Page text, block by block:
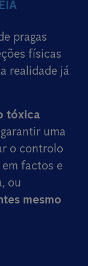
pragas
físicas
realidade já
tóxica
uma
o controlo
em factos e
ou
mesmo